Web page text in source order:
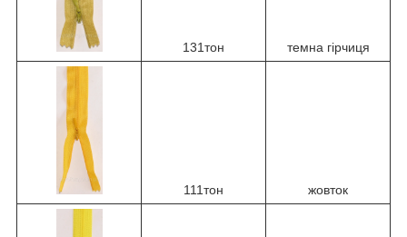
131тон темна гірчиця
111тон жовток